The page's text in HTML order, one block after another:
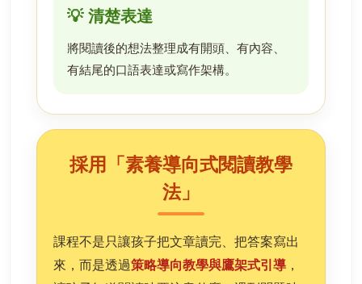
💡 清楚表達
將閱讀後的想法整理成有開頭、有內容、
有結尾的口語表達或寫作架構。
採用「素養導向式閱讀教學
法」
課程不是只讓孩子把文章讀完、把答案寫出
來，而是透過策略導向教學與鷹架式引導 ，